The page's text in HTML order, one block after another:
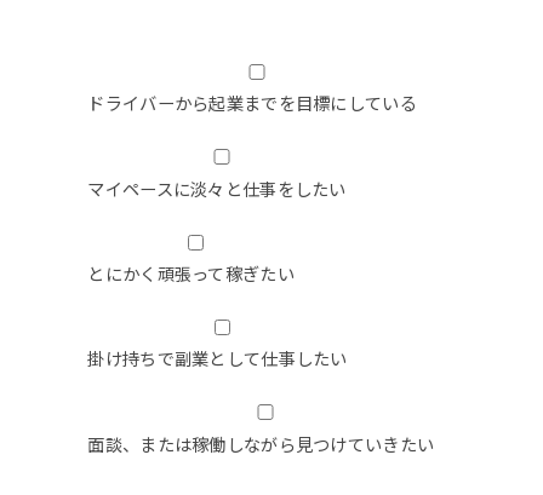
ドライバーから起業までを目標にしている
マイペースに淡々と仕事をしたい
とにかく頑張って稼ぎたい
掛け持ちで副業として仕事したい
面談、または稼働しながら見つけていきたい